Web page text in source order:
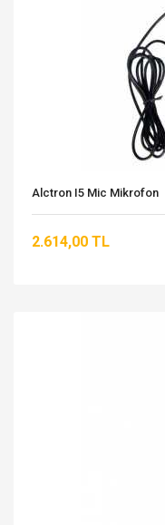
Alctron I5 Mic Mikrofon
2.614,00 TL